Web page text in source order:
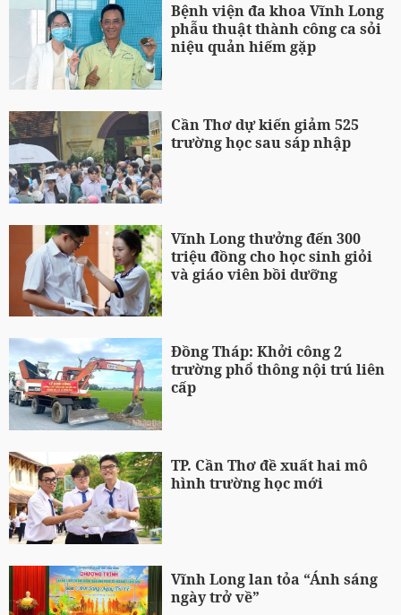
Bệnh viện đa khoa Vĩnh Long
phẫu thuật thành công ca sỏi
niệu quản hiếm gặp
Cần Thơ dự kiến giảm 525
trường học sau sáp nhập
Vĩnh Long thưởng đến 300
triệu đồng cho học sinh giỏi
và giáo viên bồi dưỡng
Đồng Tháp: Khởi công 2
trường phổ thông nội trú liên
cấp
TP. Cần Thơ đề xuất hai mô
hình trường học mới
Vĩnh Long lan tỏa “Ánh sáng
ngày trở về”